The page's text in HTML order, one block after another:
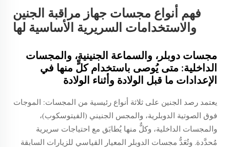
فهم أنواع مجسات جهاز مراقبة الجنين
والاستخدامات السريرية الأساسية لها
مجسات دوبلر، والسماعة الجنينية، والمجسات
الداخلية: متى يُوصى باستخدام كلٍّ منها في
الإعدادات ما قبل الولادة وأثناء الولادة
يعتمد رصد الجنين على ثلاثة أنواع رئيسية من المجسات: الموجات
فوق الصوتية الدوبلرية، والمجس الجنيني (الفيتوسكوب)،
والمجسات الداخلية، وكلٌّ منها يُطابَق مع احتياجات سريرية
مُحدَّدة. وتُعَدُّ مجسات الدوبلر المعيار القياسي للزيارات السابقة